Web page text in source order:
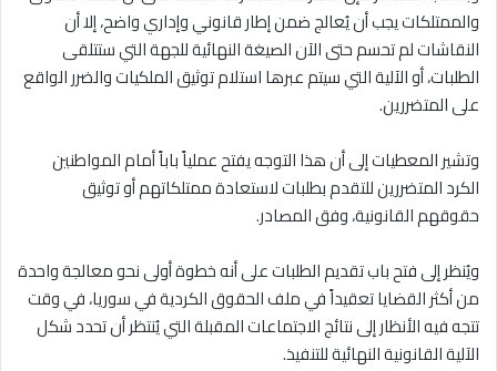
والممتلكات يجب أن يُعالج ضمن إطار قانوني وإداري واضح، إلا أن
النقاشات لم تحسم حتى الآن الصيغة النهائية للجهة التي ستتلقى
الطلبات، أو الآلية التي سيتم عبرها استلام توثيق الملكيات والضرر الواقع
على المتضررين.
وتشير المعطيات إلى أن هذا التوجه يفتح عملياً باباً أمام المواطنين
الكرد المتضررين للتقدم بطلبات لاستعادة ممتلكاتهم أو توثيق
حقوقهم القانونية، وفق المصادر.
ويُنظر إلى فتح باب تقديم الطلبات على أنه خطوة أولى نحو معالجة واحدة
من أكثر القضايا تعقيداً في ملف الحقوق الكردية في سوريا، في وقت
تتجه فيه الأنظار إلى نتائج الاجتماعات المقبلة التي يُنتظر أن تحدد شكل
الآلية القانونية النهائية للتنفيذ.